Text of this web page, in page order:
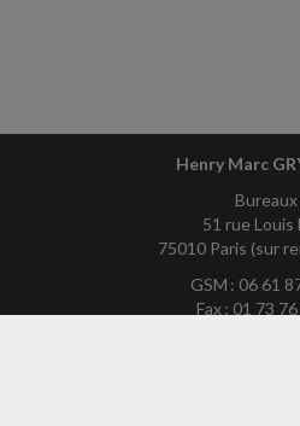
Henry Marc
Bureaux
51 rue Louis
75010 Paris (sur
GSM : 06 61
Fax : 01 73